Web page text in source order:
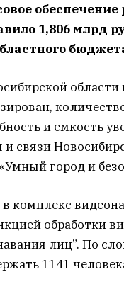
обеспечение
1,806 млрд
и емкость
связи
город и
комплекс
обработки
лиц”. По
1141